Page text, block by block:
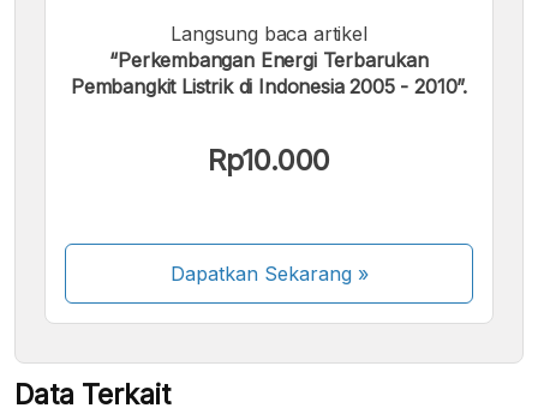
Langsung baca artikel
“Perkembangan Energi Terbarukan
Pembangkit Listrik di Indonesia 2005 - 2010”.
Rp10.000
Dapatkan Sekarang»
Kami menerima pembayaran berikut:
Data Terkait